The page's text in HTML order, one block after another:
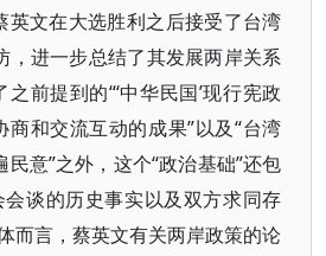
英文在大选胜利之后接受了台湾
，进一步总结了其发展两岸关系
前提到的“‘中华民国’现行宪政
商和交流互动的成果”以及“台湾
意”之外，这个“政治基础”还包
会谈的历史事实以及双方求同存
而言，蔡英文有关两岸政策的论